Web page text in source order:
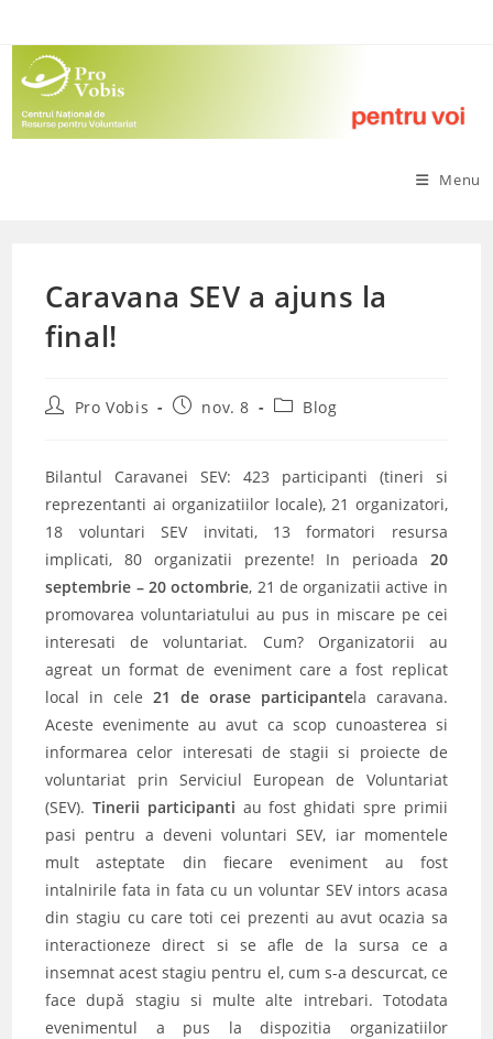
to
content
Menu
Caravana SEV a ajuns la
final!
PostPro Vobis
Postnov. 8
PostBlog
Bilantul Caravanei SEV: 423 participanti (tineri si
reprezentanti ai organizatiilor locale), 21 organizatori,
18 voluntari SEV invitati, 13 formatori resursa
implicati, 80 organizatii prezente! In perioada 20
septembrie – 20 octombrie, 21 de organizatii active in
promovarea voluntariatului au pus in miscare pe cei
interesati de voluntariat. Cum? Organizatorii au
agreat un format de eveniment care a fost replicat
local in cele21 de orase participantela caravana.
Aceste evenimente au avut ca scop cunoasterea si
informarea celor interesati de stagii si proiecte de
voluntariat prin Serviciul European de Voluntariat
(SEV).Tinerii participanti au fost ghidati spre primii
pasi pentru a deveni voluntari SEV, iar momentele
mult asteptate din fiecare eveniment au fost
intalnirile fata in fata cu un voluntar SEV intors acasa
din stagiu cu care toti cei prezenti au avut ocazia sa
interactioneze direct si se afle de la sursa ce a
insemnat acest stagiu pentru el, cum s-a descurcat, ce
face după stagiu si multe alte intrebari. Totodata
evenimentul a pus la dispozitia organizatiilor